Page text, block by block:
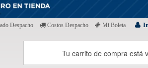
Despacho Costos Despacho Mi Boleta
Tu carrito de compra está